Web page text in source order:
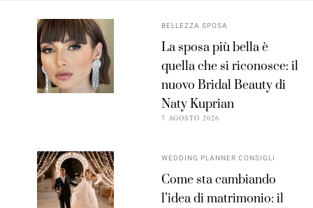
BELLEZZA SPOSA
La sposa più bella è
quella che si riconosce: il
nuovo Bridal Beauty di
Naty Kuprian
7 AGOSTO 2026
WEDDING PLANNER CONSIGLI
Come sta cambiando
l’idea di matrimonio: il